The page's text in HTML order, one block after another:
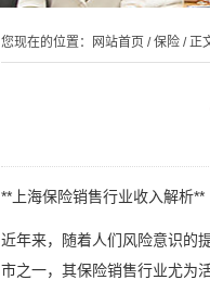
您现在的位置： 网站首页 /保险/ 正
**上海保险销售行业收入解析**
近年来，随着人们风险意识的
市之一，其保险销售行业尤为